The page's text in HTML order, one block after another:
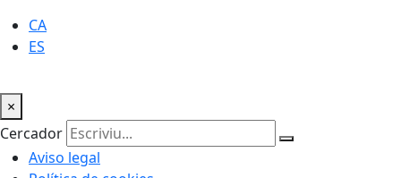
CA
ES
×
Cercador
Aviso legal